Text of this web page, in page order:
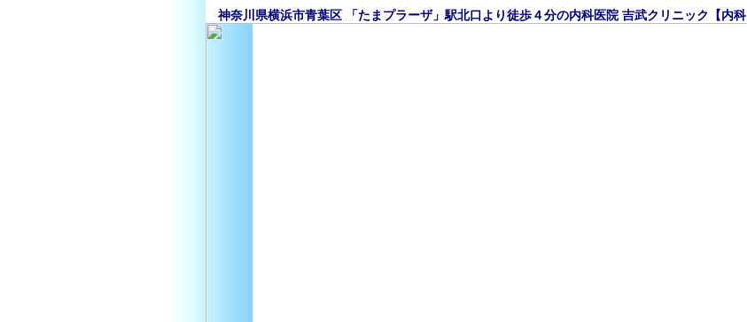
神奈川県横浜市青葉区 「たまプラーザ」駅北口より徒歩４分の内科医院 吉武クリニック【内科